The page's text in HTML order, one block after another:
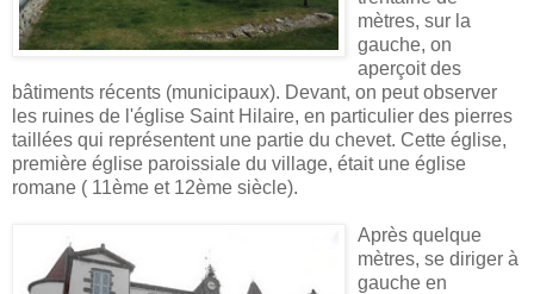
mètres, sur la
gauche, on
aperçoit des
bâtiments récents (municipaux). Devant, on peut observer
les ruines de l'église Saint Hilaire, en particulier des pierres
taillées qui représentent une partie du chevet. Cette église,
première église paroissiale du village, était une église
romane ( 11ème et 12ème siècle).
Après quelque
mètres, se diriger à
gauche en